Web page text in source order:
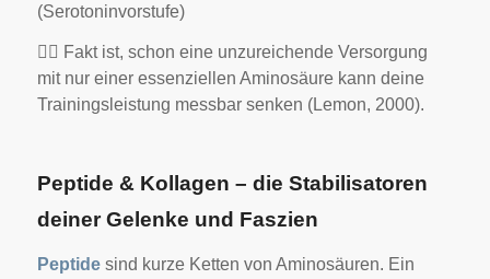
(Serotoninvorstufe)
🏋️‍♂️ Fakt ist, schon eine unzureichende Versorgung
mit nur einer essenziellen Aminosäure kann deine
Trainingsleistung messbar senken (Lemon, 2000).
Peptide & Kollagen – die Stabilisatoren
deiner Gelenke und Faszien
Peptidesind kurze Ketten von Aminosäuren. Ein